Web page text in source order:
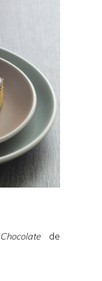
Chocolatede